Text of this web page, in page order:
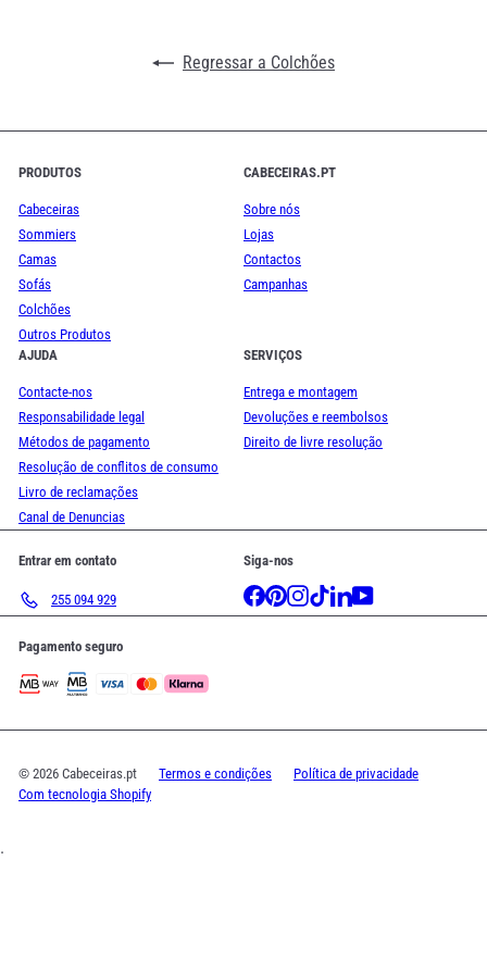
Regressar a Colchões
PRODUTOS
Cabeceiras
Sommiers
Camas
Sofás
Colchões
Outros Produtos
CABECEIRAS.PT
Sobre nós
Lojas
Contactos
Campanhas
AJUDA
Contacte-nos
Responsabilidade legal
Métodos de pagamento
Resolução de conflitos de consumo
Livro de reclamações
Canal de Denuncias
SERVIÇOS
Entrega e montagem
Devoluções e reembolsos
Direito de livre resolução
Entrar em contato
255 094 929
Siga-nos
Facebook
Pinterest
Instagram
TikTokLinkedInYouTube
Pagamento seguro
© 2026 Cabeceiras.pt Termos e condições
Política de privacidade
Com tecnologia Shopify
.